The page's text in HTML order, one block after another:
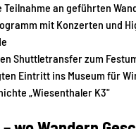
Teilnahme an geführten
mit Konzerten und
Shuttletransfer zum
Eintritt ins Museum für
„Wiesenthaler K3"